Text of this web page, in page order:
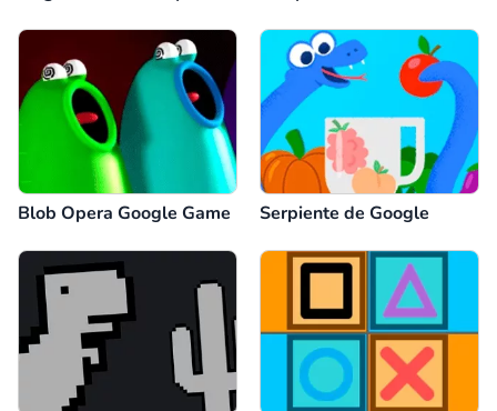
Blob Opera Google Game Serpiente de Google